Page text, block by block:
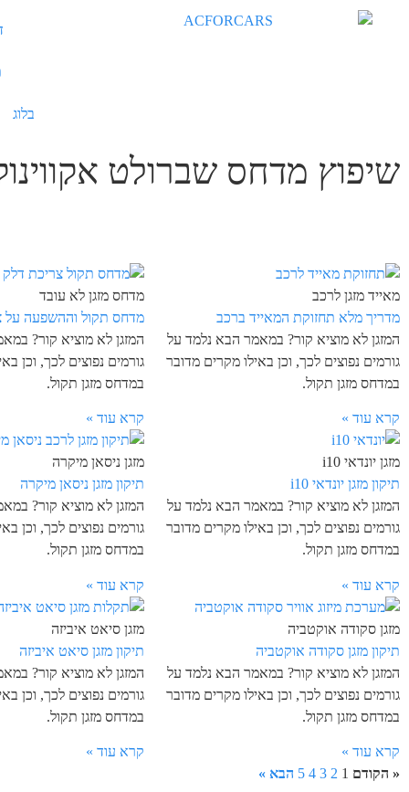
בלוג
שיפוץ מדחס שברולט
מאייד מזגן לרכב
מדריך מלא תחזוקת המאייד ברכב
המזגן לא מוציא קור? במאמר הבא נלמד על
גורמים נפוצים לכך, וכן באילו מקרים מדובר
במדחס מזגן תקול.
קרא עוד »
מדחס מזגן לא עובד
מדחס תקול וההשפעה על
המזגן לא מוציא קור?
גורמים נפוצים לכך, וכן
במדחס מזגן תקול.
קרא עוד »
מזגן יונדאי i10
תיקון מזגן יונדאי i10
המזגן לא מוציא קור? במאמר הבא נלמד על
גורמים נפוצים לכך, וכן באילו מקרים מדובר
במדחס מזגן תקול.
קרא עוד »
מזגן ניסאן מיקרה
תיקון מזגן ניסאן מיקרה
המזגן לא מוציא קור?
גורמים נפוצים לכך, וכן
במדחס מזגן תקול.
קרא עוד »
מזגן סקודה אוקטביה
תיקון מזגן סקודה אוקטביה
המזגן לא מוציא קור? במאמר הבא נלמד על
גורמים נפוצים לכך, וכן באילו מקרים מדובר
במדחס מזגן תקול.
קרא עוד »
מזגן סיאט איביזה
תיקון מזגן סיאט איביזה
המזגן לא מוציא קור?
גורמים נפוצים לכך, וכן
במדחס מזגן תקול.
קרא עוד »
« הקודם 1
2
3
4
5 הבא »